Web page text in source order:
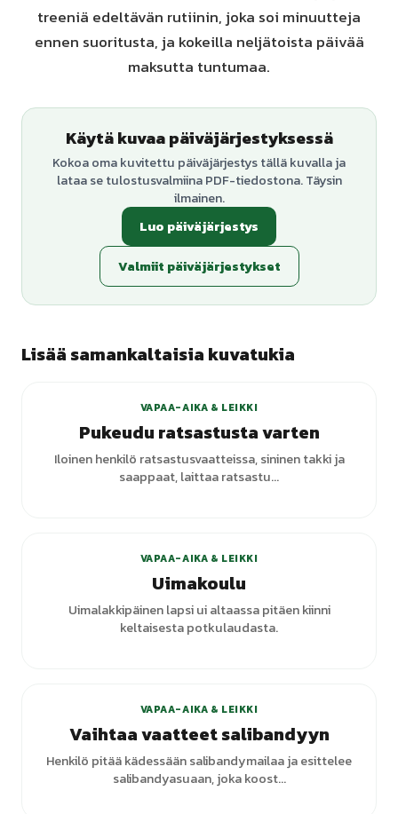
treeniä edeltävän rutiinin, joka soi minuutteja
ennen suoritusta, ja kokeilla neljätoista päivää
maksutta tuntumaa.
Käytä kuvaa päiväjärjestyksessä
Kokoa oma kuvitettu päiväjärjestys tällä kuvalla ja
lataa se tulostusvalmiina PDF-tiedostona. Täysin
ilmainen.
Luo päiväjärjestys
Valmiit päiväjärjestykset
Lisää samankaltaisia kuvatukia
VAPAA-AIKA & LEIKKI
Pukeudu ratsastusta varten
Iloinen henkilö ratsastusvaatteissa, sininen takki ja
saappaat, laittaa ratsastu...
VAPAA-AIKA & LEIKKI
Uimakoulu
Uimalakkipäinen lapsi ui altaassa pitäen kiinni
keltaisesta potkulaudasta.
VAPAA-AIKA & LEIKKI
Vaihtaa vaatteet salibandyyn
Henkilö pitää kädessään salibandymailaa ja esittelee
salibandyasuaan, joka koost...